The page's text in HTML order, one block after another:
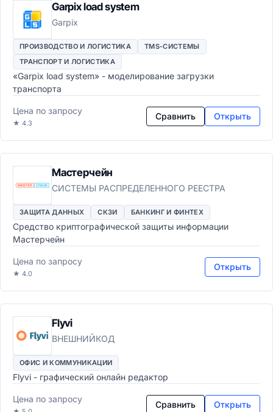
Garpix load system
Garpix
ПРОИЗВОДСТВО И ЛОГИСТИКА
TMS-СИСТЕМЫ
ТРАНСПОРТ И ЛОГИСТИКА
«Garpix load system» - моделирование загрузки
транспорта
Цена по запросу
★ 4.3
Сравнить Открыть
Мастерчейн
СИСТЕМЫ РАСПРЕДЕЛЕННОГО РЕЕСТРА
ЗАЩИТА ДАННЫХ СКЗИ БАНКИНГ И ФИНТЕХ
Средство криптографической защиты информации
Мастерчейн
Цена по запросу
★ 4.0
Открыть
Flyvi
ВНЕШНИЙКОД
ОФИС И КОММУНИКАЦИИ
Flyvi - графический онлайн редактор
Цена по запросу
Сравнить Открыть